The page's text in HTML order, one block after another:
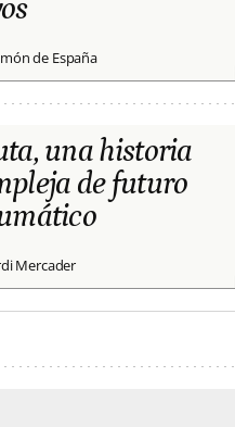
de España
una historia
de futuro
Mercader